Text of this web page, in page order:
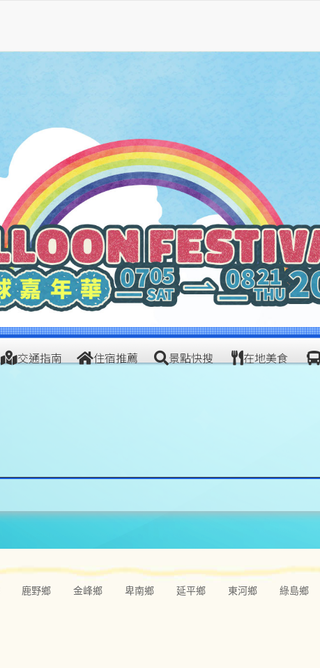
交通指南 住宿推薦 景點快搜 在地美食
鹿野鄉 金峰鄉 卑南鄉 延平鄉 東河鄉 綠島鄉